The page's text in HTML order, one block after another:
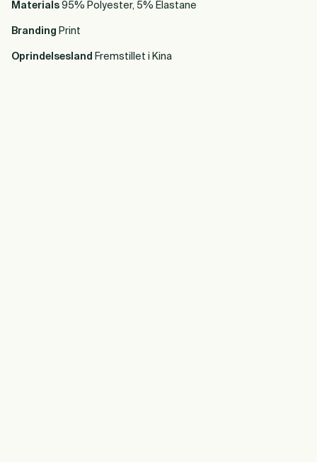
Materials 95% Polyester, 5% Elastane
Branding Print
Oprindelsesland Fremstillet i Kina